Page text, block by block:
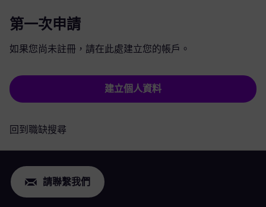
第一次申請
如果您尚未註冊，請在此處建立您的帳戶。
建立個人資料
回到職缺搜尋
請聯繫我們